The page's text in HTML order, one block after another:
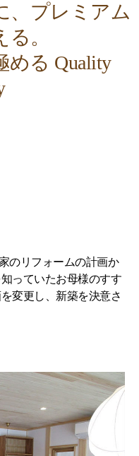
プレミアム
。
める Quality
のリフォームの計画か
っていたお母様のすす
変更し、新築を決意さ